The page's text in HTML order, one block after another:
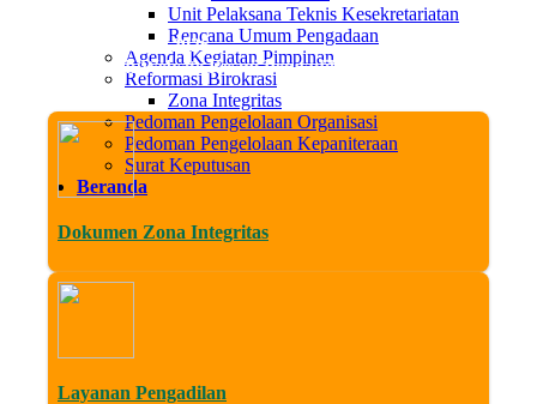
Unit Pelaksana Teknis Kesekretariatan
Rencana Umum Pengadaan
Agenda Kegiatan Pimpinan
Reformasi Birokrasi
Zona Integritas
Pedoman Pengelolaan Organisasi
Pedoman Pengelolaan Kepaniteraan
Surat Keputusan
Beranda
Sen, 10 Agustus 2026
di Website Resmi Pengadilan Agama Sleman. Media
Dokumen Zona Integritas
Layanan Pengadilan